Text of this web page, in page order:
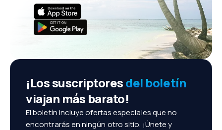
¡Los suscriptoresdel boletín
viajan más barato!
El boletín incluye ofertas especiales que no
encontrarás en ningún otro sitio. ¡Únete y